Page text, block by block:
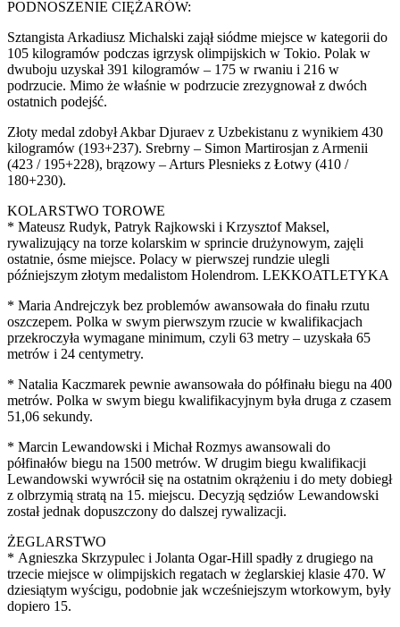
PODNOSZENIE CIĘŻARÓW:
Sztangista Arkadiusz Michalski zajął siódme miejsce w kategorii do
105 kilogramów podczas igrzysk olimpijskich w Tokio. Polak w
dwuboju uzyskał 391 kilogramów – 175 w rwaniu i 216 w
podrzucie. Mimo że właśnie w podrzucie zrezygnował z dwóch
ostatnich podejść.
Złoty medal zdobył Akbar Djuraev z Uzbekistanu z wynikiem 430
kilogramów (193+237). Srebrny – Simon Martirosjan z Armenii
(423 / 195+228), brązowy – Arturs Plesnieks z Łotwy (410 /
180+230).
KOLARSTWO TOROWE
* Mateusz Rudyk, Patryk Rajkowski i Krzysztof Maksel,
rywalizujący na torze kolarskim w sprincie drużynowym, zajęli
ostatnie, ósme miejsce. Polacy w pierwszej rundzie ulegli
późniejszym złotym medalistom Holendrom. LEKKOATLETYKA
* Maria Andrejczyk bez problemów awansowała do finału rzutu
oszczepem. Polka w swym pierwszym rzucie w kwalifikacjach
przekroczyła wymagane minimum, czyli 63 metry – uzyskała 65
metrów i 24 centymetry.
* Natalia Kaczmarek pewnie awansowała do półfinału biegu na 400
metrów. Polka w swym biegu kwalifikacyjnym była druga z czasem
51,06 sekundy.
* Marcin Lewandowski i Michał Rozmys awansowali do
półfinałów biegu na 1500 metrów. W drugim biegu kwalifikacji
Lewandowski wywrócił się na ostatnim okrążeniu i do mety dobiegł
z olbrzymią stratą na 15. miejscu. Decyzją sędziów Lewandowski
został jednak dopuszczony do dalszej rywalizacji.
ŻEGLARSTWO
* Agnieszka Skrzypulec i Jolanta Ogar-Hill spadły z drugiego na
trzecie miejsce w olimpijskich regatach w żeglarskiej klasie 470. W
dziesiątym wyścigu, podobnie jak wcześniejszym wtorkowym, były
dopiero 15.